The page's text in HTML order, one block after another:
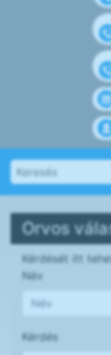
Orvos
Kérdését itt
Név
Kérdés